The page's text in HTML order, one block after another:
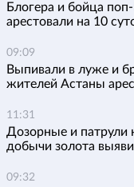
Блогера и бойца
арестовали на 10
09:09
Выпивали в луже и
жителей Астаны
11:31
Дозорные и патрули
добычи золота
09:32